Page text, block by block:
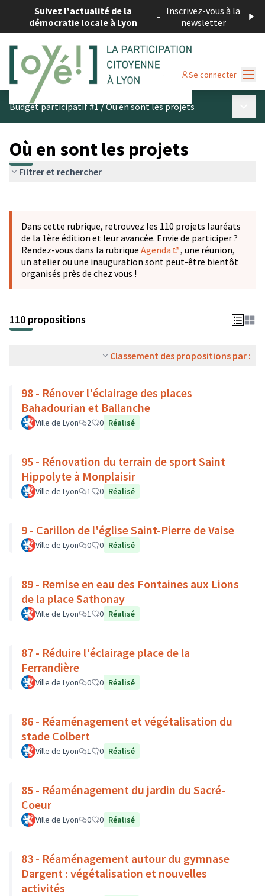
Suivez l'actualité de la
démocratie locale à Lyon
- Inscrivez-vous à la
newsletter
Se connecter
Budget participatif #1/Où en sont les projets
Où en sont les projets
Filtrer et rechercher
−
Dans cette rubrique, retrouvez les 110 projets lauréats
de la 1ère édition et leur avancée. Envie de participer ?
Rendez-vous dans la rubrique Agenda
(S'ouvre dans un
, une réunion,
un atelier ou une inauguration sont peut-être bientôt
organisés près de chez vous !
110 propositions
Classement des propositions par :
98 - Rénover l'éclairage des places
Bahadourian et Ballanche
Ville de Lyon 2 0 Réalisé
95 - Rénovation du terrain de sport Saint
Hippolyte à Monplaisir
Ville de Lyon 1 0 Réalisé
9 - Carillon de l'église Saint-Pierre de Vaise
Ville de Lyon 0 0 Réalisé
89 - Remise en eau des Fontaines aux Lions
de la place Sathonay
Ville de Lyon 1 0 Réalisé
87 - Réduire l'éclairage place de la
Ferrandière
Ville de Lyon 0 0 Réalisé
86 - Réaménagement et végétalisation du
stade Colbert
Ville de Lyon 1 0 Réalisé
85 - Réaménagement du jardin du Sacré-
Coeur
Ville de Lyon 0 0 Réalisé
83 - Réaménagement autour du gymnase
Dargent : végétalisation et nouvelles
activités